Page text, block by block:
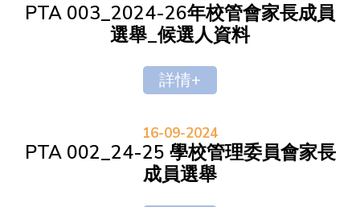
PTA 003_2024-26年校管會家長成員
選舉_候選人資料
詳情+
16-09-2024
PTA 002_24-25 學校管理委員會家長
成員選舉